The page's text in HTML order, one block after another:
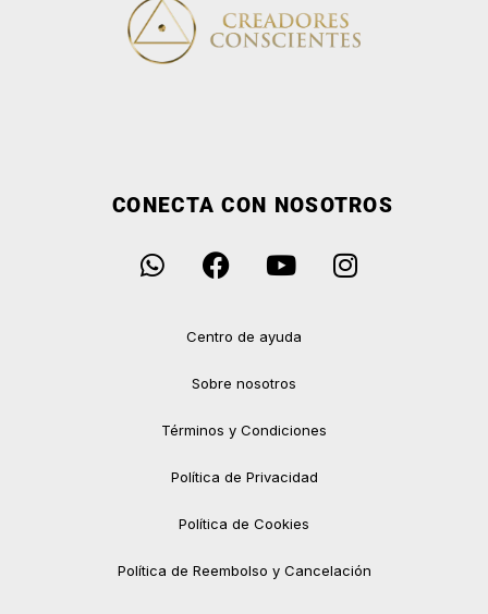
CONECTA CON NOSOTROS
Centro de ayuda
Sobre nosotros
Términos y Condiciones
Política de Privacidad
Política de Cookies
Política de Reembolso y Cancelación